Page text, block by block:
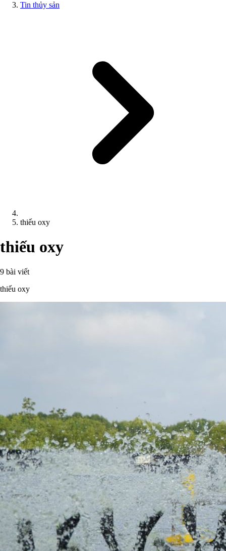
Tin thủy sản
thiếu oxy
thiếu oxy
9 bài viết
thiếu oxy